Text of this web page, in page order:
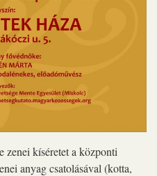
zenei kíséretet a központi
anyag csatolásával (kotta,